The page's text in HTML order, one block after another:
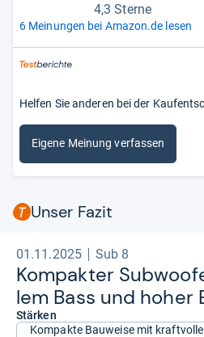
4,3 Sterne
6 Meinungen bei Amazon.de lesen
Helfen Sie anderen bei der
Eigene Meinung verfassen
Unser Fazit
01.11.2025 Sub 8
Kom­pak­ter
lem Bass und hoher
Stärken
Kompakte Bauweise mit